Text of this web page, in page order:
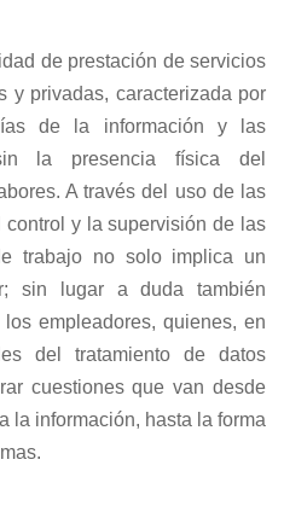
de prestación de servicios
y privadas, caracterizada por
de la información y las
la presencia física del
A través del uso de las
y la supervisión de las
trabajo no solo implica un
sin lugar a duda también
empleadores, quienes, en
del tratamiento de datos
cuestiones que van desde
la información, hasta la forma